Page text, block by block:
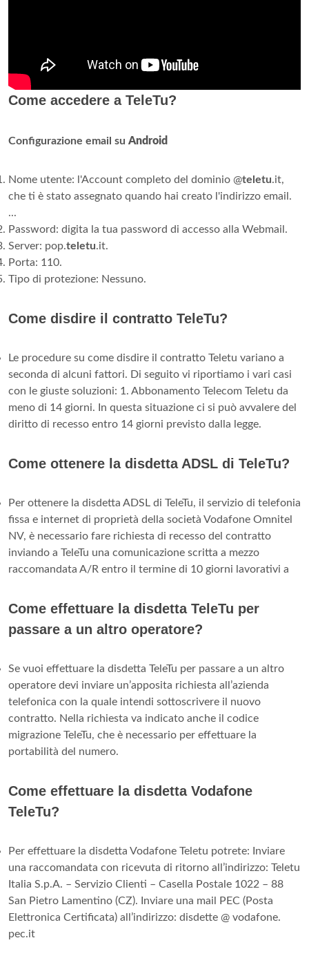
Come accedere a TeleTu?
Configurazione email su Android
Nome utente: l'Account completo del dominio @teletu.it,
che ti è stato assegnato quando hai creato l'indirizzo email.
...
Password: digita la tua password di accesso alla Webmail.
Server: pop.teletu.it.
Porta: 110.
Tipo di protezione: Nessuno.
Come disdire il contratto TeleTu?
Le procedure su come disdire il contratto Teletu variano a
seconda di alcuni fattori. Di seguito vi riportiamo i vari casi
con le giuste soluzioni: 1. Abbonamento Telecom Teletu da
meno di 14 giorni. In questa situazione ci si può avvalere del
diritto di recesso entro 14 giorni previsto dalla legge.
Come ottenere la disdetta ADSL di TeleTu?
Per ottenere la disdetta ADSL di TeleTu, il servizio di telefonia
fissa e internet di proprietà della società Vodafone Omnitel
NV, è necessario fare richiesta di recesso del contratto
inviando a TeleTu una comunicazione scritta a mezzo
raccomandata A/R entro il termine di 10 giorni lavorativi a
Come effettuare la disdetta TeleTu per
passare a un altro operatore?
Se vuoi effettuare la disdetta TeleTu per passare a un altro
operatore devi inviare un’apposita richiesta all’azienda
telefonica con la quale intendi sottoscrivere il nuovo
contratto. Nella richiesta va indicato anche il codice
migrazione TeleTu, che è necessario per effettuare la
portabilità del numero.
Come effettuare la disdetta Vodafone
TeleTu?
Per effettuare la disdetta Vodafone Teletu potrete: Inviare
una raccomandata con ricevuta di ritorno all’indirizzo: Teletu
Italia S.p.A. – Servizio Clienti – Casella Postale 1022 – 88
San Pietro Lamentino (CZ). Inviare una mail PEC (Posta
Elettronica Certificata) all’indirizzo: disdette @ vodafone.
pec.it